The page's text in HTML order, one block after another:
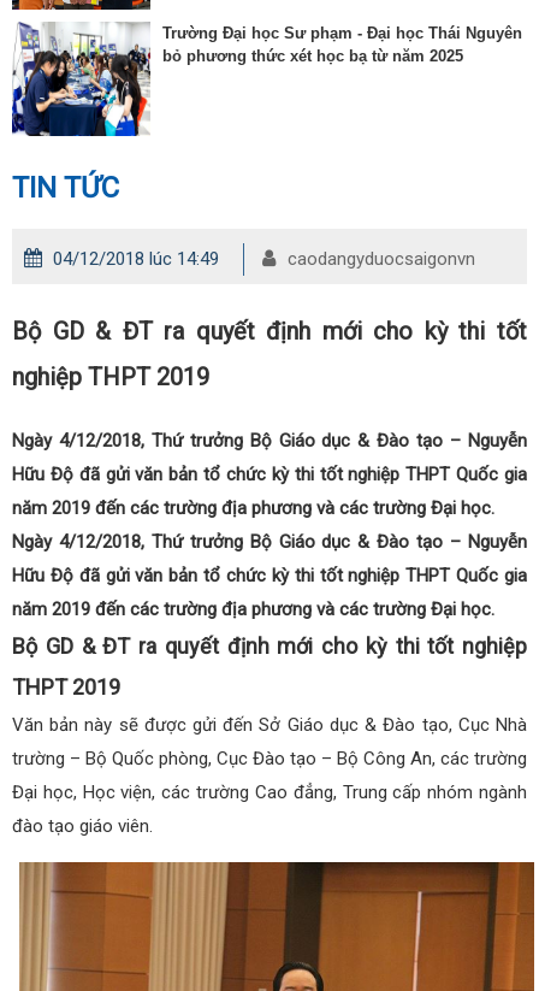
Trường Đại học Sư phạm - Đại học Thái Nguyên
bỏ phương thức xét học bạ từ năm 2025
TIN TỨC
04/12/2018 lúc 14:49 caodangyduocsaigonvn
Bộ GD & ĐT ra quyết định mới cho kỳ thi tốt
nghiệp THPT 2019
Ngày 4/12/2018, Thứ trưởng Bộ Giáo dục & Đào tạo – Nguyễn
Hữu Độ đã gửi văn bản tổ chức kỳ thi tốt nghiệp THPT Quốc gia
năm 2019 đến các trường địa phương và các trường Đại học.
Ngày 4/12/2018, Thứ trưởng Bộ Giáo dục & Đào tạo – Nguyễn
Hữu Độ đã gửi văn bản tổ chức kỳ thi tốt nghiệp THPT Quốc gia
năm 2019 đến các trường địa phương và các trường Đại học.
Bộ GD & ĐT ra quyết định mới cho kỳ thi tốt nghiệp
THPT 2019
Văn bản này sẽ được gửi đến Sở Giáo dục & Đào tạo, Cục Nhà
trường – Bộ Quốc phòng, Cục Đào tạo – Bộ Công An, các trường
Đại học, Học viện, các trường Cao đẳng, Trung cấp nhóm ngành
đào tạo giáo viên.